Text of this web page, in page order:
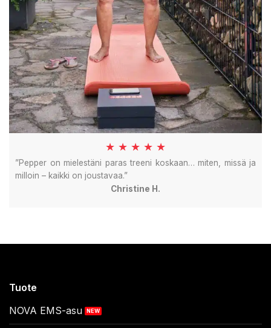
★ ★ ★ ★ ★
”Pepper on mielestäni paras treeni koskaan… miten, missä ja
milloin – kaikki on joustavaa.”
Christine H.
Tuote
NOVA EMS-asu